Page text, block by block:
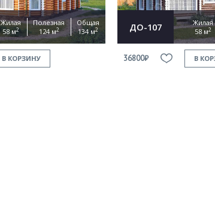
Жилая
58 м2
Полезная
124 м2
Общая
134 м2
В КОРЗИНУ
ДО-107
Жилая
58 м2
36800₽ В